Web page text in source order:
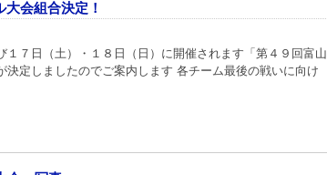
会組合決定！
１７日（土）・１８日（日）に開催されます「第４９回富山
定しましたのでご案内します 各チーム最後の戦いに向け